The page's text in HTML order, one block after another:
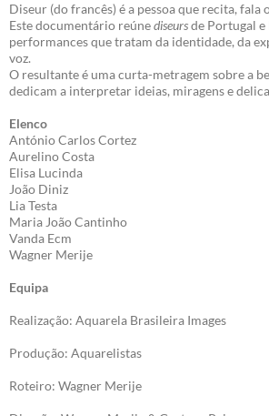
Diseur (do francês) é a pessoa que recita, fala
Este documentário reúnediseursde Portugal e
performances que tratam da identidade, da
voz.
O resultante é uma curta-metragem sobre a
dedicam a interpretar ideias, miragens e
Elenco
António Carlos Cortez
Aurelino Costa
Elisa Lucinda
João Diniz
Lia Testa
Maria João Cantinho
Vanda Ecm
Wagner Merije
Equipa
Realização: Aquarela Brasileira Images
Produção: Aquarelistas
Roteiro: Wagner Merije